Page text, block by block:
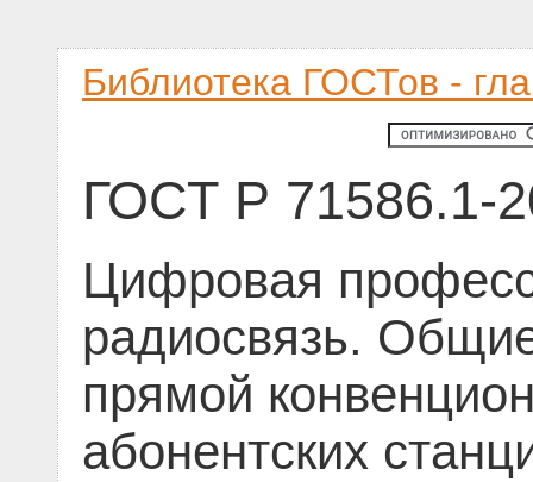
Библиотека ГОСТов -
ГОСТ Р 71586.1-
Цифровая
радиосвязь.
прямой
абонентских